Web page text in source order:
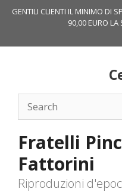
GENTILI CLIENTI IL MINIMO DI
90,00 EURO LA
Fratelli
Fattorini
Riproduzioni